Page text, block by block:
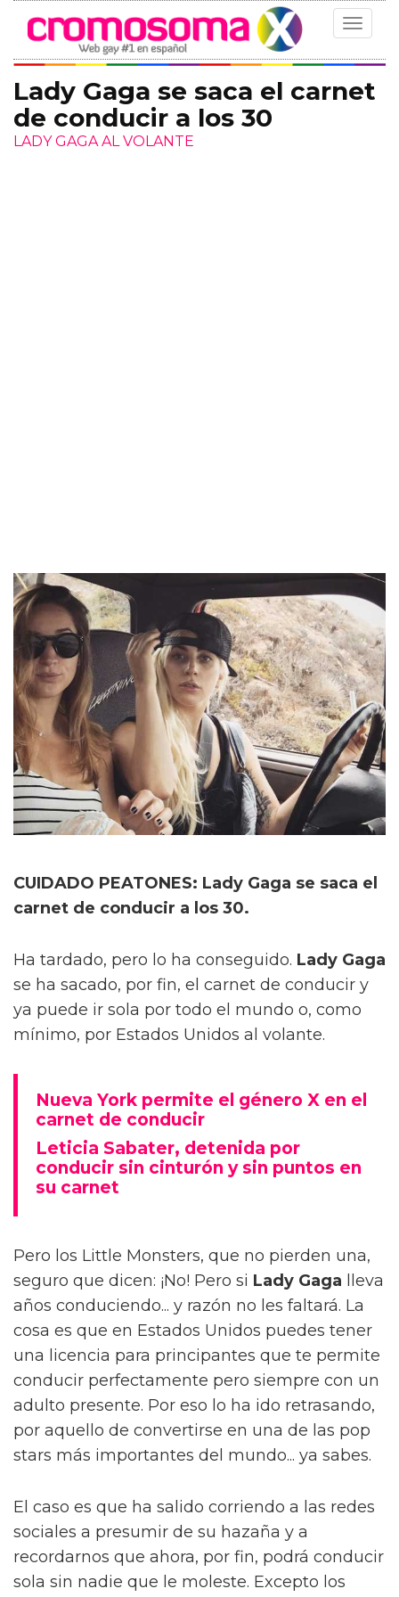
Toggle
Lady Gaga se saca el carnet
de conducir a los 30
LADY GAGA AL VOLANTE
CUIDADO PEATONES: Lady Gaga se saca el
carnet de conducir a los 30.
Ha tardado, pero lo ha conseguido. Lady Gaga
se ha sacado, por fin, el carnet de conducir y
ya puede ir sola por todo el mundo o, como
mínimo, por Estados Unidos al volante.
Nueva York permite el género X en el
carnet de conducir
Leticia Sabater, detenida por
conducir sin cinturón y sin puntos en
su carnet
Pero los Little Monsters, que no pierden una,
seguro que dicen: ¡No! Pero si Lady Gaga lleva
años conduciendo... y razón no les faltará. La
cosa es que en Estados Unidos puedes tener
una licencia para principantes que te permite
conducir perfectamente pero siempre con un
adulto presente. Por eso lo ha ido retrasando,
por aquello de convertirse en una de las pop
stars más importantes del mundo... ya sabes.
El caso es que ha salido corriendo a las redes
sociales a presumir de su hazaña y a
recordarnos que ahora, por fin, podrá conducir
sola sin nadie que le moleste. Excepto los